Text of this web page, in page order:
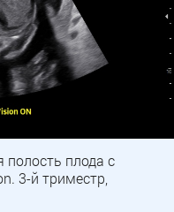
плода с
3-й триместр,